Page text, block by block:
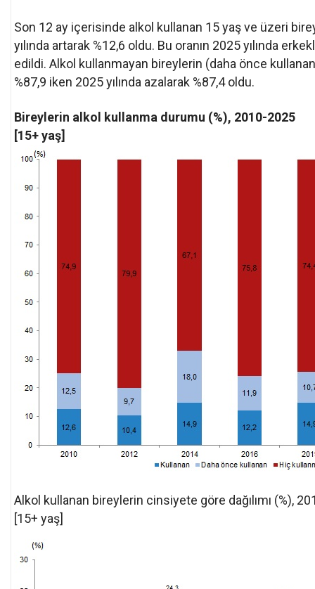
Son 12 ay içerisinde alkol kullanan 15 yaş ve üzeri
yılında artarak %12,6 oldu. Bu oranın 2025 yılında
edildi. Alkol kullanmayan bireylerin (daha önce
%87,9 iken 2025 yılında azalarak %87,4 oldu.
Bireylerin alkol kullanma durumu (%), 2010-2025
[15+ yaş]
Alkol kullanan bireylerin cinsiyete göre dağılımı (%),
[15+ yaş]